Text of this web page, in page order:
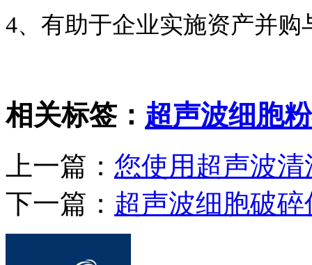
4、有助于企业实施资产并
相关标签： 超声波细胞
上一篇： 您使用超声波
下一篇： 超声波细胞破